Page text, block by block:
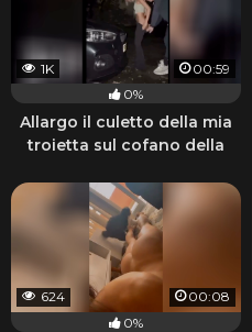
1K
00:59
0%
Allargo il culetto della mia
troietta sul cofano della
624
00:08
0%